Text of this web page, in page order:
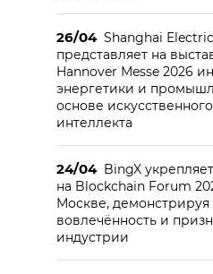
26/04 Shanghai Electric
представляет на
Hannover Messe 2026
энергетики и
основе искусственного
интеллекта
24/04 BingX
на Blockchain Forum
Москве, демонстрируя
вовлечённость и
индустрии